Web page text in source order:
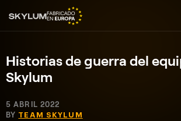
Historias de guerra del
Skylum
5 ABRIL 2022
BY TEAM SKYLUM